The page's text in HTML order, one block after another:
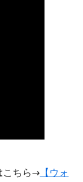
こちら→ 【ウォ